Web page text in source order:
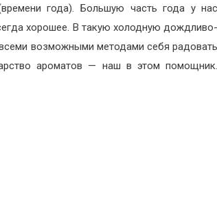
года). Большую часть года у нас
хорошее. В такую холодную дождливо-
возможными методами себя радовать
ароматов — наш в этом помощник.